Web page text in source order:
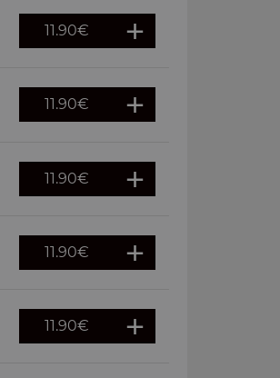
11.90€
11.90€
11.90€
11.90€
11.90€